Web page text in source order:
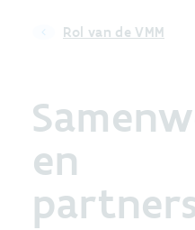
Rol van de VMM
en